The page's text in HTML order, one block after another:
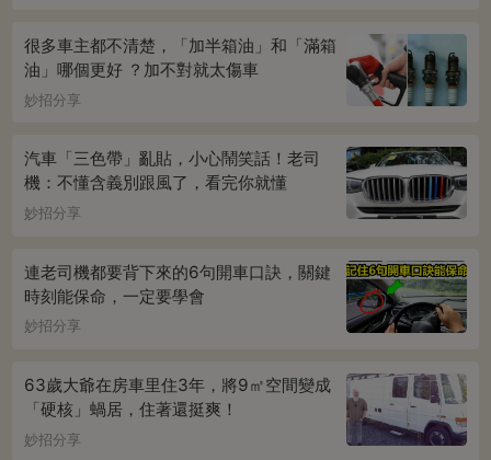
很多車主都不清楚，「加半箱油」和「滿箱
油」哪個更好 ？加不對就太傷車
妙招分享
汽車「三色帶」亂貼，小心鬧笑話！老司
機：不懂含義別跟風了，看完你就懂
妙招分享
連老司機都要背下來的6句開車口訣，關鍵
時刻能保命，一定要學會
妙招分享
63歲大爺在房車里住3年，將9㎡空間變成
「硬核」蝸居，住著還挺爽！
妙招分享